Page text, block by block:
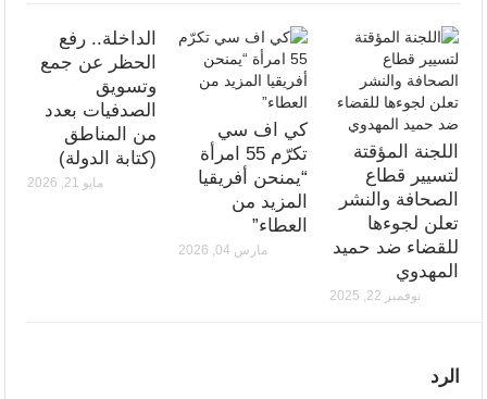
الداخلة.. رفع
الحظر عن جمع
وتسويق
الصدفيات بعدد
من المناطق
(كتابة الدولة)
مايو 21, 2026
كي اف سي
تكرّم 55 امرأة
“يمنحن أفريقيا
المزيد من
العطاء”
مارس 04, 2026
اللجنة المؤقتة
لتسيير قطاع
الصحافة والنشر
تعلن لجوءها
للقضاء ضد حميد
المهدوي
نوفمبر 22, 2025
الرد